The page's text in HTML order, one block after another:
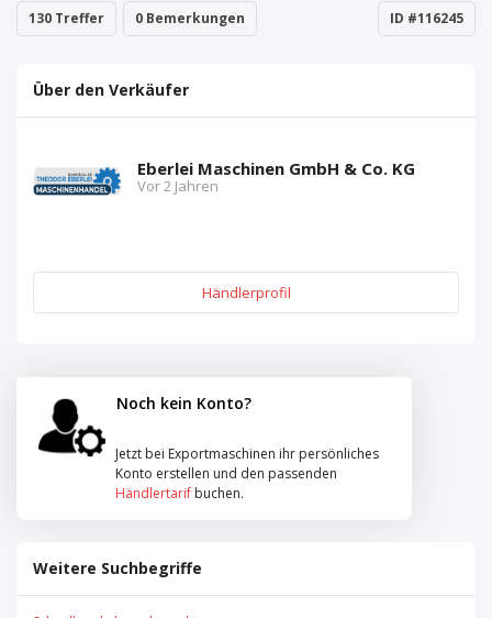
130 Treffer 0 Bemerkungen ID #116245
Über den Verkäufer
Eberlei Maschinen GmbH & Co. KG
Vor 2 Jahren
Händlerprofil
Noch kein Konto?
Jetzt bei Exportmaschinen ihr persönliches
Konto erstellen und den passenden
Händlertarif buchen.
Weitere Suchbegriffe